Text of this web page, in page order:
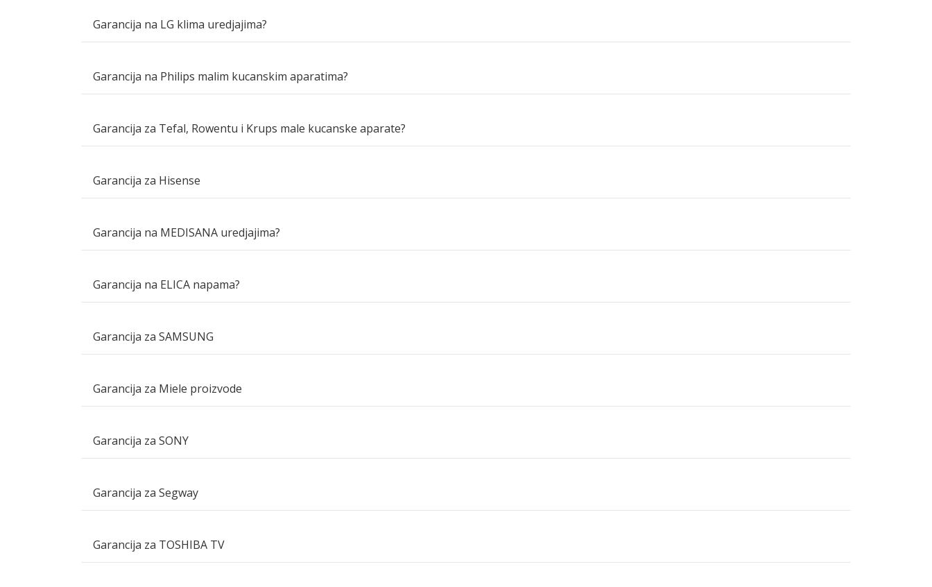
Garancija na LG klima uredjajima?
Garancija na Philips malim kucanskim aparatima?
Garancija za Tefal, Rowentu i Krups male kucanske aparate?
Garancija za Hisense
Garancija na MEDISANA uredjajima?
Garancija na ELICA napama?
Garancija za SAMSUNG
Garancija za Miele proizvode
Garancija za SONY
Garancija za Segway
Garancija za TOSHIBA TV